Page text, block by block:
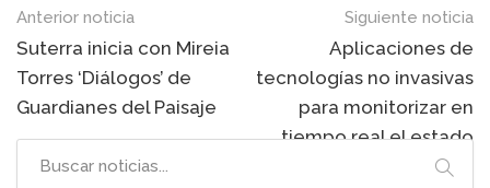
Post
navigation
Anterior noticia
Suterra inicia con Mireia
Torres ‘Diálogos’ de
Guardianes del Paisaje
Siguiente noticia
Aplicaciones de
tecnologías no invasivas
para monitorizar en
tiempo real el estado
hídrico del viñedo